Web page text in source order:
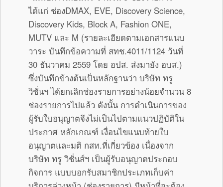
ได้แก่ ช่องDMAX, EVE, Discovery Science,
Discovery Kids, Block A, Fashion ONE,
MUTV และ M (รายละเอียดตามเอกสารแนบ
วาระ บันทึกข้อความที่ สทช.4011/1124 วันที่
30 ธันวาคม 2559 โดย อปส. ส่งมายัง อบส.)
ซึ่งบันทึกข้างต้นเป็นหลักฐานว่า บริษัท ทรู
วิชั่นฯ ได้ยกเลิกช่องรายการอย่างน้อยจำนวน 8
ช่องรายการไปแล้ว ดังนั้น การดำเนินการของ
ผู้รับใบอนุญาตจึงไม่เป็นไปตามแนวปฏิบัติใน
ประกาศ หลักเกณฑ์ เงื่อนไขแนบท้ายใบ
อนุญาตและมติ กสท.ที่เกี่ยวข้อง เนื่องจาก
บริษัท ทรู วิชั่นส์ฯ เป็นผู้รับอนุญาตประกอบ
กิจการ แบบบอกรับสมาชิกประเภทเก็บค่า